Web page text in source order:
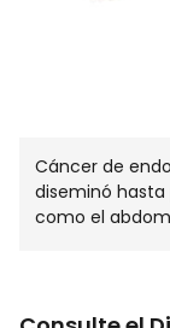
Cáncer de
diseminó
como el